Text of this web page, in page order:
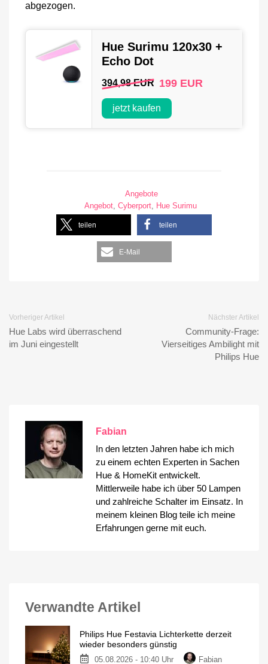
abgezogen.
Hue Surimu 120x30 +
Echo Dot
394,98 EUR 199 EUR
jetzt kaufen
Angebote
Angebot, Cyberport, Hue Surimu
teilen teilen
E-Mail
Vorheriger Artikel
Hue Labs wird überraschend
im Juni eingestellt
Nächster Artikel
Community-Frage:
Vierseitiges Ambilight mit
Philips Hue
Fabian
In den letzten Jahren habe ich mich
zu einem echten Experten in Sachen
Hue & HomeKit entwickelt.
Mittlerweile habe ich über 50 Lampen
und zahlreiche Schalter im Einsatz. In
meinem kleinen Blog teile ich meine
Erfahrungen gerne mit euch.
Verwandte Artikel
Philips Hue Festavia Lichterkette derzeit
wieder besonders günstig
05.08.2026 - 10:40 Uhr Fabian